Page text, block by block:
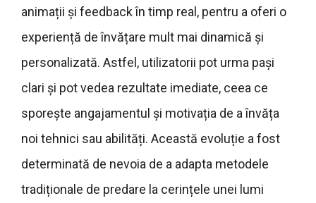
animații și feedback în timp real, pentru a oferi o
experiență de învățare mult mai dinamică și
personalizată. Astfel, utilizatorii pot urma pași
clari și pot vedea rezultate imediate, ceea ce
sporește angajamentul și motivația de a învăța
noi tehnici sau abilități. Această evoluție a fost
determinată de nevoia de a adapta metodele
tradiționale de predare la cerințele unei lumi